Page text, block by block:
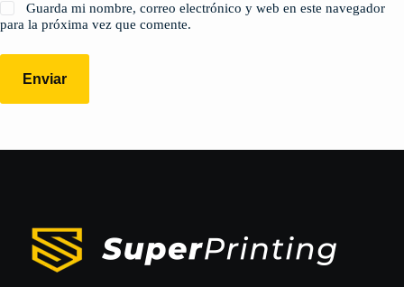
Guarda mi nombre, correo electrónico y web en este navegador
para la próxima vez que comente.
Enviar